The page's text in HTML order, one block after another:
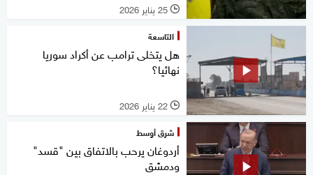
l 25 يناير 2026
التاسعة
هل يتخلى ترامب عن أكراد سوريا
نهائيا؟
l 22 يناير 2026
شرق أوسط
أردوغان يرحب بالاتفاق بين "قسد"
ودمشق